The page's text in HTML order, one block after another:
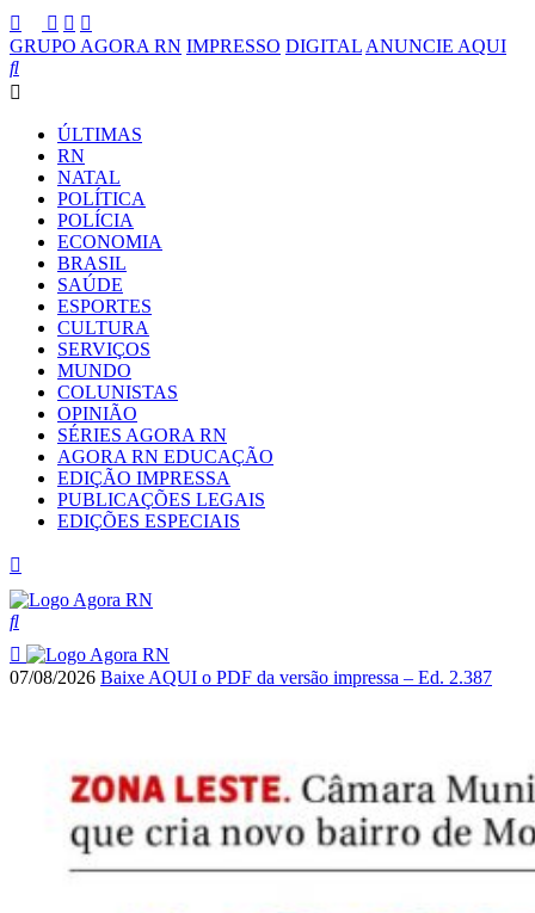
GRUPO AGORA RN IMPRESSO DIGITAL ANUNCIE AQUI
ÚLTIMAS
RN
NATAL
POLÍTICA
POLÍCIA
ECONOMIA
BRASIL
SAÚDE
ESPORTES
CULTURA
SERVIÇOS
MUNDO
COLUNISTAS
OPINIÃO
SÉRIES AGORA RN
AGORA RN EDUCAÇÃO
EDIÇÃO IMPRESSA
PUBLICAÇÕES LEGAIS
EDIÇÕES ESPECIAIS
07/08/2026 Baixe AQUI o PDF da versão impressa – Ed. 2.387